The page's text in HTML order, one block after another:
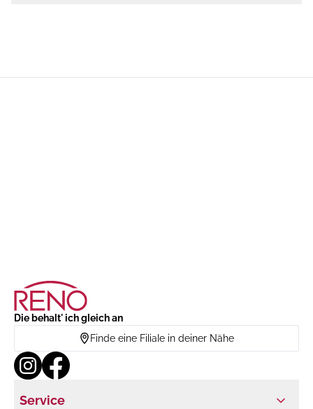
Die behalt' ich gleich an
Finde eine Filiale in deiner Nähe
Service